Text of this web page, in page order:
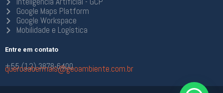
Google Maps Platform
Google Workspace
Mobilidade e Logística
Entre em contato
+55 (12) 3878-6400
querosabermais@geoambiente.com.br